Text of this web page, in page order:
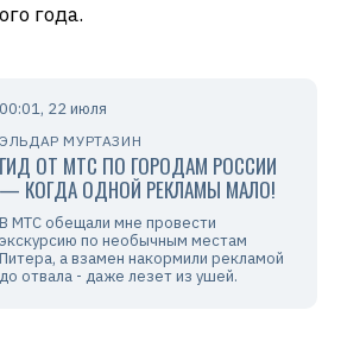
года.
00:01, 22 июля
ЭЛЬДАР МУРТАЗИН
ГИД ОТ МТС ПО ГОРОДАМ РОССИИ
— КОГДА ОДНОЙ РЕКЛАМЫ МАЛО!
В МТС обещали мне провести
экскурсию по необычным местам
Питера, а взамен накормили рекламой
до отвала - даже лезет из ушей.